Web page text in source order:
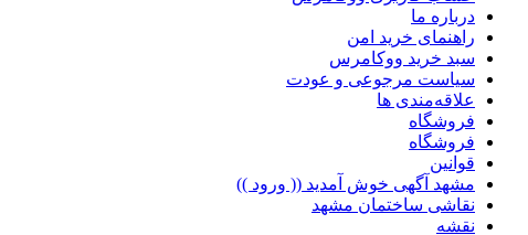
درباره ما
راهنمای خرید امن
سبد خرید ووکامرس
سیاست مرجوعی و عودت
علاقه‌مندی ها
فروشگاه
فروشگاه
قوانین
مشهد آگهی خوش آمدید (( ورود ))
نقاشی ساختمان مشهد
نقشه